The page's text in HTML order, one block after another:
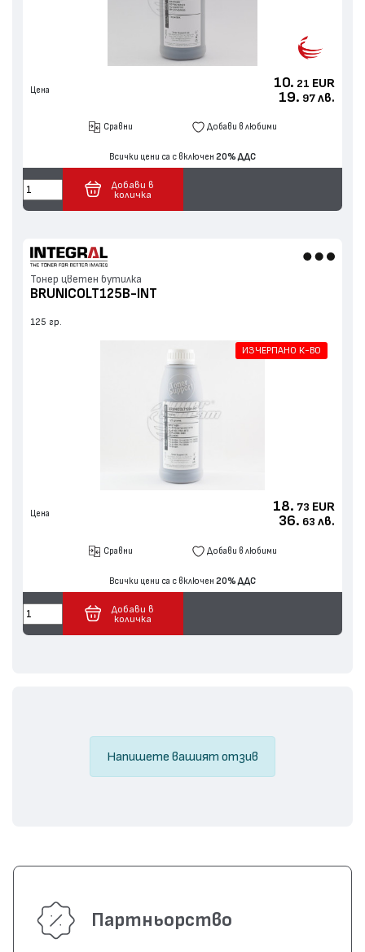
Цена 10. 21 EUR
19. 97 лв.
Сравни Добави в любими
Всички цени са с включен 20% ДДС
Добави в
количка
Тонер цветен бутилка
BRUNICOLT125B-INT
125 гр.
ИЗЧЕРПАНО К-ВО
Цена 18. 73 EUR
36. 63 лв.
Сравни Добави в любими
Всички цени са с включен 20% ДДС
Добави в
количка
Напишете вашият отзив
Партньорство